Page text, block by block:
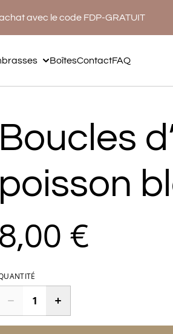
avec le code FDP-GRATUIT
BoîtesContactFAQ
Boucles
poisson
8,00 €